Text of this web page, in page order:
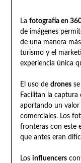
La fotografía en
de imágenes
de una manera
turismo y el
experiencia única
El uso de dronesse
Facilitan la captura
aportando un
comerciales. Los
fronteras con este
que antes eran
Los influencers